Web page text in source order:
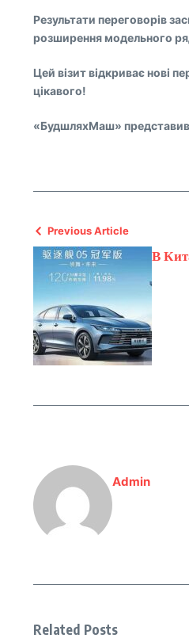
Результати переговорів
розширення модельного
Цей візит відкриває нові
цікавого!
«БудшляхМаш» представив
Previous Article
В
Admin
Related Posts